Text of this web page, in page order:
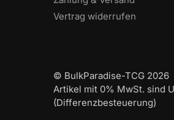
Vertrag widerrufen
© BulkParadise-TCG 2026
Artikel mit 0% MwSt. sind
(Differenzbesteuerung)